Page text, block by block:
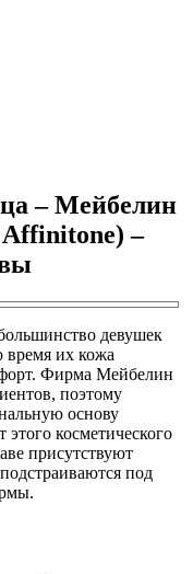
– Мейбелин
–
девушек
их кожа
Фирма Мейбелин
поэтому
основу
косметического
присутствуют
под